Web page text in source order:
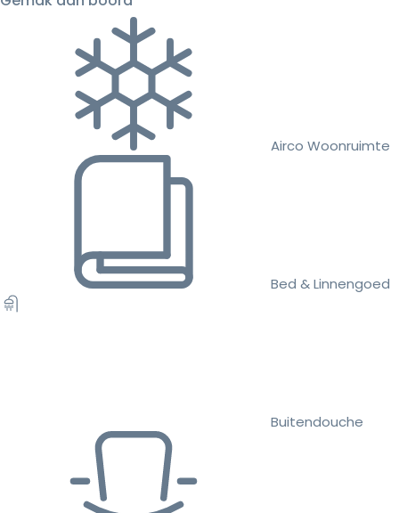
Airco Woonruimte
Bed & Linnengoed
Buitendouche